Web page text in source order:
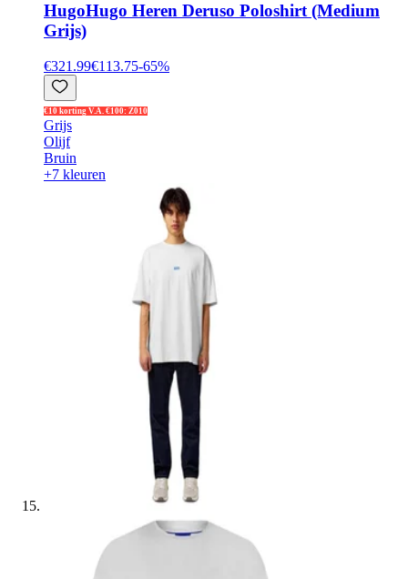
HugoHugo Heren Deruso Poloshirt (Medium
Grijs)
€321.99€113.75-65%
€10 korting V.A. €100: Z010
Grijs
Olijf
Bruin
+7 kleuren